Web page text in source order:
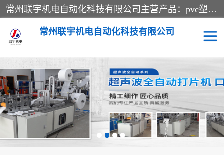
常州联宇机电自动化科技有限公司主营产品：pvc塑料焊机、高频热合机、软膜天花压边机、服装布料凹凸压花机、布料3d压印设备、服装植胶设备、超声波布料花边机、无纺布热合机、全自动压花机。
常州联宇机电自动化科技有限公司
压花定型机以及压花模具 超声波热合机
高频热合机 超声波花边机
超声波复合压花机 凹凸压花机压标机